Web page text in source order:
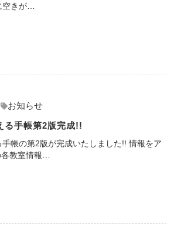
空きが…
お知らせ
る手帳第2版完成!!
手帳の第2版が完成いたしました!! 情報をア
教室情報…